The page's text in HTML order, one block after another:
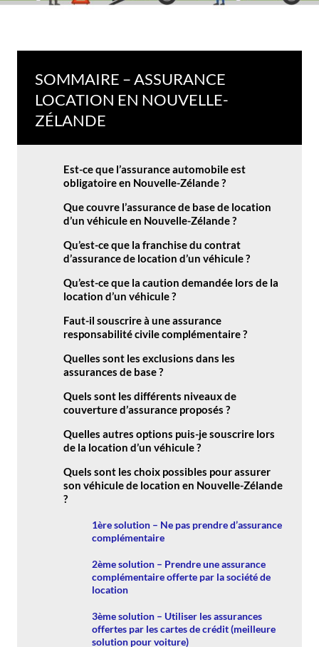
SOMMAIRE – ASSURANCE
LOCATION EN NOUVELLE-
ZÉLANDE
Est-ce que l’assurance automobile est
obligatoire en Nouvelle-Zélande ?
Que couvre l’assurance de base de location
d’un véhicule en Nouvelle-Zélande ?
Qu’est-ce que la franchise du contrat
d’assurance de location d’un véhicule ?
Qu’est-ce que la caution demandée lors de la
location d’un véhicule ?
Faut-il souscrire à une assurance
responsabilité civile complémentaire ?
Quelles sont les exclusions dans les
assurances de base ?
Quels sont les différents niveaux de
couverture d’assurance proposés ?
Quelles autres options puis-je souscrire lors
de la location d’un véhicule ?
Quels sont les choix possibles pour assurer
son véhicule de location en Nouvelle-Zélande
?
1ère solution – Ne pas prendre d’assurance
complémentaire
2ème solution – Prendre une assurance
complémentaire offerte par la société de
location
3ème solution – Utiliser les assurances
offertes par les cartes de crédit (meilleure
solution pour voiture)